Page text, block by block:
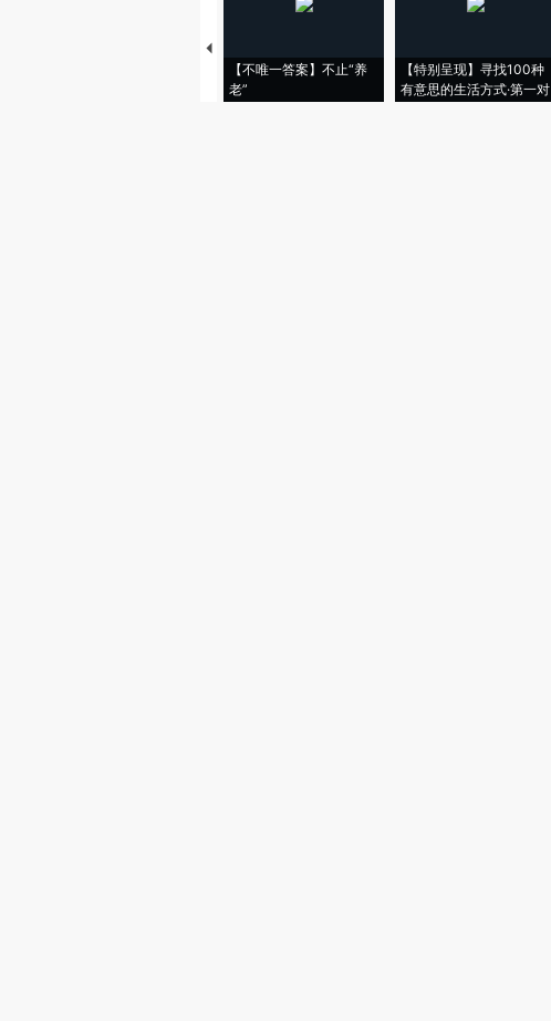
【不唯一答案】不止“养
老”
【特别呈现】寻找100种
有意思的生活方式·第一对